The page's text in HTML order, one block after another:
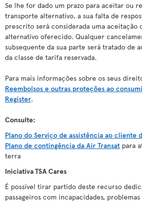
Se lhe for dado um prazo para aceitar ou
transporte alternativo, a sua falta de
prescrito será considerada uma aceitação
alternativo oferecido. Qualquer
subsequente da sua parte será tratado de
da classe de tarifa reservada.
Para mais informações sobre os seus
Reembolsos e outras proteções ao
Register.
Consulte:
Plano do Serviço de assistência ao cliente
Plano de contingência da Air Transat para
terra
Iniciativa TSA Cares
É possível tirar partido deste recurso
passageiros com incapacidades,